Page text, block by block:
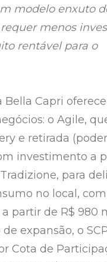
modelo enxuto
menos
rentável para o
Capri
o Agile,
e retirada
investimento a
para
no local, com
partir de R$ 980
expansão, o
Cota de